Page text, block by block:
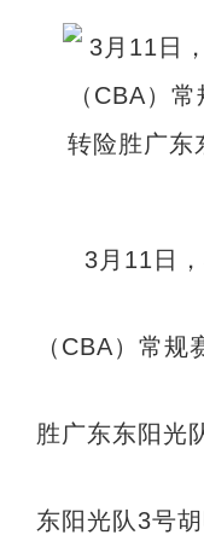
3月11日
（CBA）常
胜广东东阳光
东阳光队3号